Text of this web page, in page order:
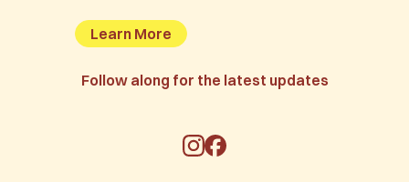
Learn More
Follow along for the latest updates